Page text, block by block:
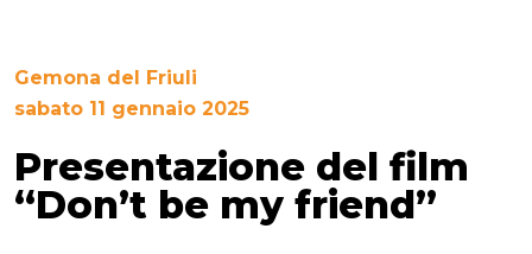
Gemona del Friuli
sabato 11 gennaio 2025
Presentazione del film
“Don’t be my friend”